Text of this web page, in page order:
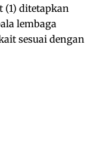
(1) ditetapkan
lembaga
sesuai dengan